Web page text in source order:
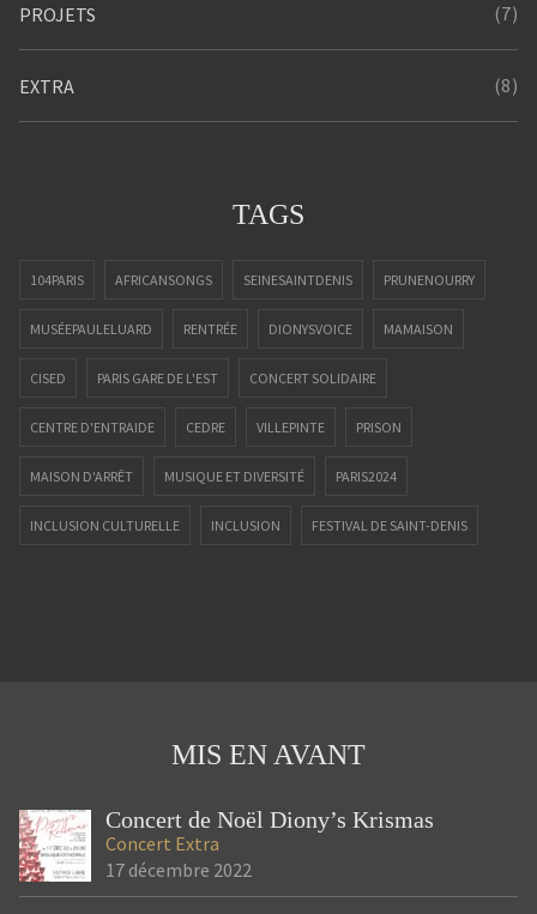
PROJETS (7)
EXTRA (8)
TAGS
104PARIS AFRICANSONGS SEINESAINTDENIS PRUNENOURRY
MUSÉEPAULELUARD RENTRÉE DIONYSVOICE MAMAISON
CISED PARIS GARE DE L'EST CONCERT SOLIDAIRE
CENTRE D'ENTRAIDE CEDRE VILLEPINTE PRISON
MAISON D'ARRÊT MUSIQUE ET DIVERSITÉ PARIS2024
INCLUSION CULTURELLE INCLUSION FESTIVAL DE SAINT-DENIS
MIS EN AVANT
Concert de Noël Diony’s Krismas
Concert Extra
17 décembre 2022